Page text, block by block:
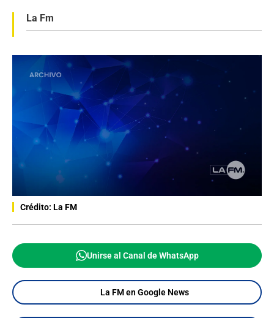
La Fm
Crédito: La FM
Unirse al Canal de WhatsApp
La FM en Google News